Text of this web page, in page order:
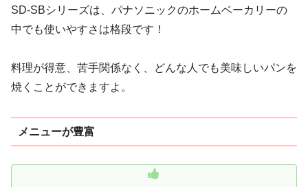
SD-SBシリーズは、パナソニックのホームベーカリーの
中でも使いやすさは格段です！
料理が得意、苦手関係なく、どんな人でも美味しいパンを
焼くことができますよ。
メニューが豊富